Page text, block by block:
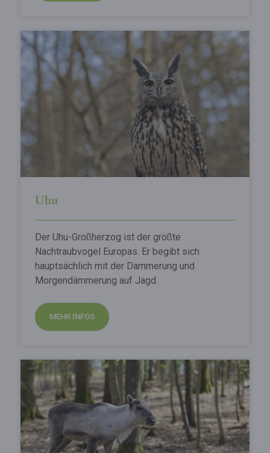
Uhu
Der Uhu-Großherzog ist der größte
Nachtraubvogel Europas. Er begibt sich
hauptsächlich mit der Dämmerung und
Morgendämmerung auf Jagd.
MEHR INFOS